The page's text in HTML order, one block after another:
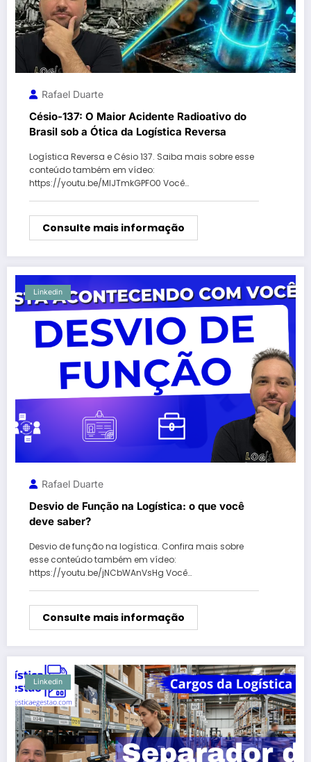
Rafael Duarte
Césio-137: O Maior Acidente Radioativo do
Brasil sob a Ótica da Logística Reversa
Logística Reversa e Césio 137. Saiba mais sobre esse
conteúdo também em vídeo:
https://youtu.be/MlJTmkGPFO0 Você…
Consulte mais informação
Linkedin
Rafael Duarte
Desvio de Função na Logística: o que você
deve saber?
Desvio de função na logística. Confira mais sobre
esse conteúdo também em vídeo:
https://youtu.be/jNCbWAnVsHg Você…
Consulte mais informação
Linkedin